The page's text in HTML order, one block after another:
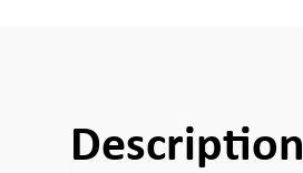
Description